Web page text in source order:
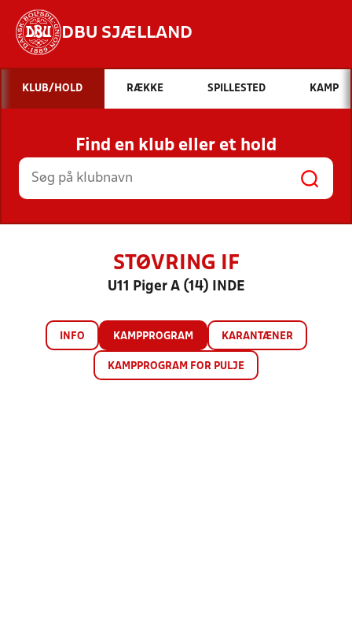
DBU SJÆLLAND
Hvad vil du søge efter?
INDHOLD OG NYHEDER
STILLINGER, RESULTATER, KLUBBER OG
HOLD
KLUB/HOLD RÆKKE SPILLESTED KAMP
Find en klub eller et hold
STØVRING IF
U11 Piger A (14) INDE
INFO KAMPPROGRAM KARANTÆNER
KAMPPROGRAM FOR PULJE